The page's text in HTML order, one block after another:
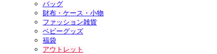
バッグ
財布・ケース・小物
ファッション雑貨
ベビーグッズ
福袋
アウトレット